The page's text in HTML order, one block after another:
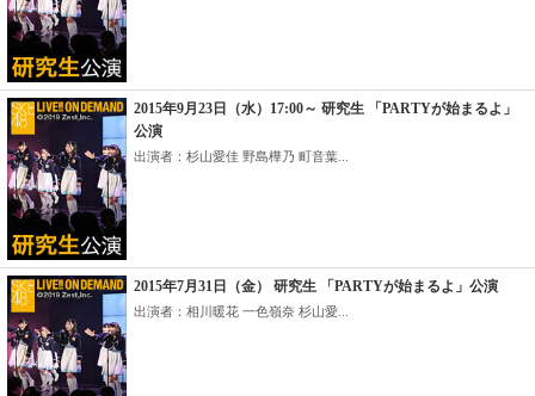
2015年9月23日（水）17:00～ 研究生 「PARTYが始まるよ」
公演
出演者：杉山愛佳 野島樺乃 町音葉...
2015年7月31日（金） 研究生 「PARTYが始まるよ」公演
出演者：相川暖花 一色嶺奈 杉山愛...